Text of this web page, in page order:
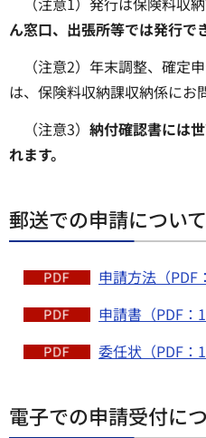
ん窓口、出張所等では発行で
（注意2）年末調整、確定
は、保険料収納課収納係にお
（注意3） 納付確認書には
れます。
郵送での申請について
申請方法（PDF
申請書（PDF：
委任状（PDF：
電子での申請受付に